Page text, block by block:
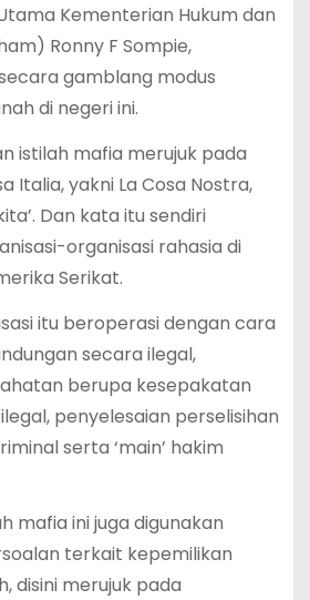
Kementerian Hukum dan
Ronny F Sompie,
gamblang modus
di negeri ini.
istilah mafia merujuk pada
Italia, yakni La Cosa Nostra,
Dan kata itu sendiri
organisasi rahasia di
Serikat.
itu beroperasi dengan cara
secara ilegal,
berupa kesepakatan
penyelesaian perselisihan
serta ‘main’ hakim
mafia ini juga digunakan
terkait kepemilikan
disini merujuk pada